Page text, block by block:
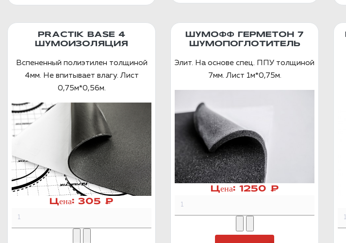
PRACTIK BASE 4
ШУМОИЗОЛЯЦИЯ
Вспененный полиэтилен толщиной
4мм. Не впитывает влагу. Лист
0,75м*0,56м.
Цена: 305 ₽
ШУМОФФ ГЕРМЕТОН 7
ШУМОПОГЛОТИТЕЛЬ
Элит. На основе спец. ППУ толщиной
7мм. Лист 1м*0,75м.
Цена: 1250 ₽